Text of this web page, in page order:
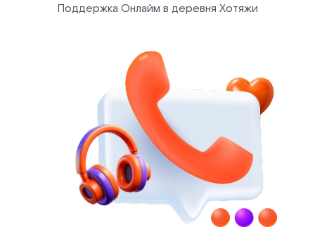
Поддержка Онлайм в деревня Хотяжи